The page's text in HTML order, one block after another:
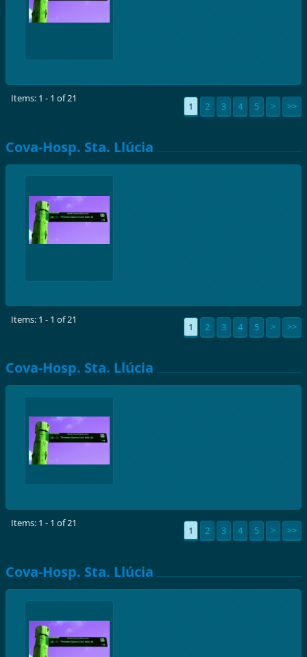
Items: 1 - 1 of 21
1 2 3 4 5 > >>
Cova-Hosp. Sta. Llúcia
Items: 1 - 1 of 21
1 2 3 4 5 > >>
Cova-Hosp. Sta. Llúcia
Items: 1 - 1 of 21
1 2 3 4 5 > >>
Cova-Hosp. Sta. Llúcia